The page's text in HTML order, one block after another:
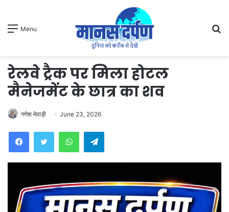
Menu
रेलवे ट्रैक पर मिला होटल
मैनेजमेंट के छात्र का शव
गणेश मेवाड़ी June 23, 2026
WhatsAppTelegram